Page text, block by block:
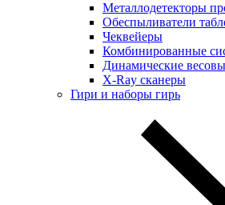
Металлодетекторы
Обеспыливатели
Чеквейеры
Комбинированные
Динамические
X-Ray сканеры
Гири и наборы гирь